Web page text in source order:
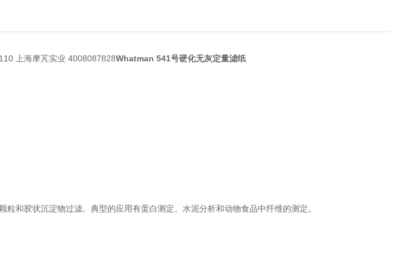
上海摩芃实业 4008087828Whatman 541号硬化无灰定量滤纸
和胶状沉淀物过滤。典型的应用有蛋白测定、水泥分析和动物食品中纤维的测定。